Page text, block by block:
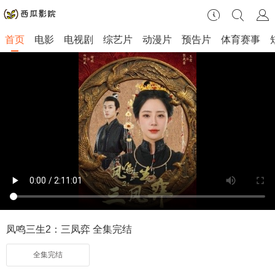
首页 电影 电视剧 综艺片 动漫片 预告片 体育赛事
凤鸣三生2：三凤弈 全集完结
全集完结